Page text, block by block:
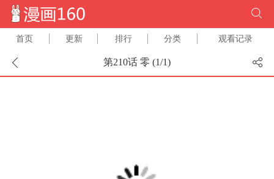
首页 更新 排行 分类 观看记录
第210话 零 (1/1)